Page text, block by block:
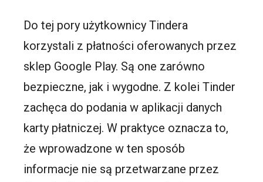
Do tej pory użytkownicy Tindera
korzystali z płatności oferowanych przez
sklep Google Play. Są one zarówno
bezpieczne, jak i wygodne. Z kolei Tinder
zachęca do podania w aplikacji danych
karty płatniczej. W praktyce oznacza to,
że wprowadzone w ten sposób
informacje nie są przetwarzane przez